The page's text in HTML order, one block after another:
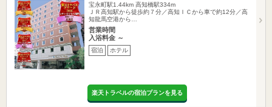
宝永町駅1.44km 高知橋駅334m
ＪＲ高知駅から徒歩約７分／高知ＩＣから車で約12分／高
知龍馬空港から…
営業時間
入浴料金 ～
宿泊 ホテル
楽天トラベルの宿泊プランを見る